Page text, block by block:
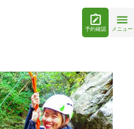
予約確認 メニュー